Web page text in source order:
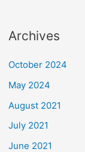
Archives
October 2024
May 2024
August 2021
July 2021
June 2021